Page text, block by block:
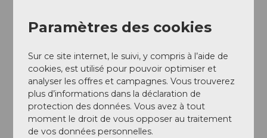
Vous trouverez un itinéraire détaillé de ce parcours sur
Veuillez respecter la signalisation locale sur ce
parcours. Sur certaines sections, il est interdit d'utiliser
des e-bikes rapides (45 km/h avec plaque jaune). Vous
trouverez iciles signaux de circulation et leur
signification.
Lorsque vous traversez une ferme, nous remercions
Paramètres des cookies
Sur ce site internet, le suivi, y compris à l’aide de
cookies, est utilisé pour pouvoir optimiser et
analyser les offres et campagnes. Vous trouverez
plus d’informations dans la déclaration de
protection des données. Vous avez à tout
moment le droit de vous opposer au traitement
de vos données personnelles.